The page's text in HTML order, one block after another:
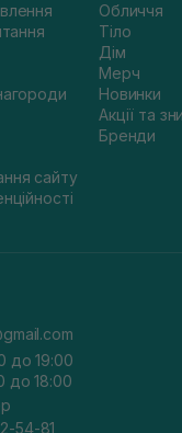
сайту
Обличчя
Тіло
Дім
Мерч
Новинки
Акції та
Бренди
до 19:00
до 18:00
54-81